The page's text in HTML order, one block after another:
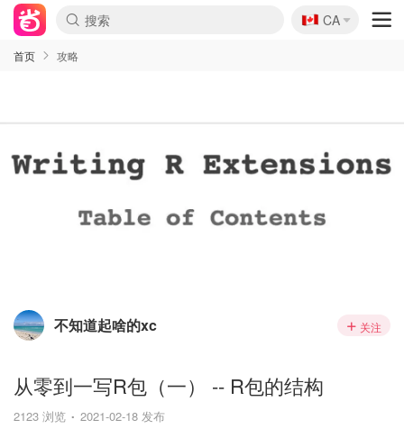
🇨🇦
CA
首页 攻略
不知道起啥的xc 关注
从零到一写R包（一） -- R包的结构
2123 浏览 2021-02-18 发布